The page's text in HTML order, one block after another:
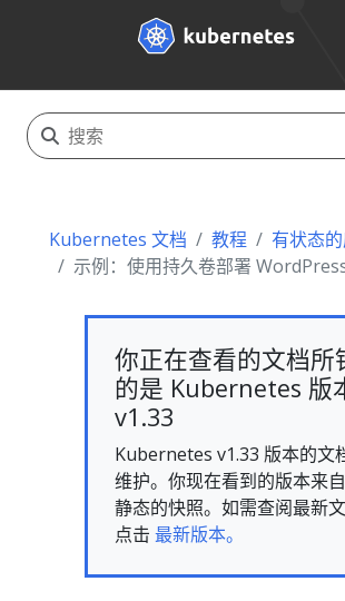
Kubernetes 文档 教程
有状态
示例：使用持久卷部署
你正在查看的文档所
的是 Kubernetes 版
v1.33
Kubernetes v1.33 版本的文
维护。你现在看到的版本来
静态的快照。如需查阅最新
点击 最新版本。